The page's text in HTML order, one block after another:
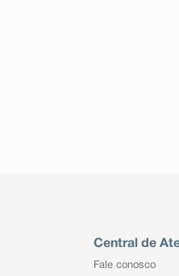
Central de
Fale conosco